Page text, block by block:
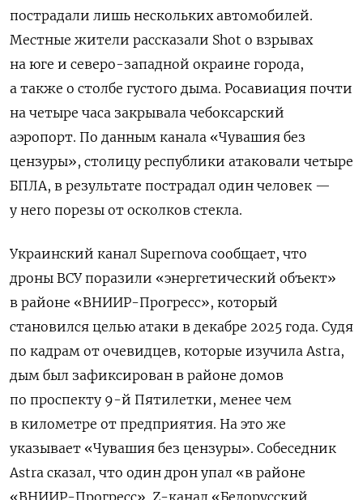
пострадали лишь нескольких автомобилей.
Местные жители рассказали Shot о взрывах
на юге и северо-западной окраине города,
а также о столбе густого дыма. Росавиация почти
на четыре часа закрывала чебоксарский
аэропорт. По данным канала «Чувашия без
цензуры», столицу республики атаковали четыре
БПЛА, в результате пострадал один человек —
у него порезы от осколков стекла.
Украинский канал Supernova сообщает, что
дроны ВСУ поразили «энергетический объект»
в районе «ВНИИР-Прогресс», который
становился целью атаки в декабре 2025 года. Судя
по кадрам от очевидцев, которые изучила Astra,
дым был зафиксирован в районе домов
по проспекту 9-й Пятилетки, менее чем
в километре от предприятия. На это же
указывает «Чувашия без цензуры». Собеседник
Astra сказал, что один дрон упал «в районе
«ВНИИР-Прогресс». Z-канал «Белорусский